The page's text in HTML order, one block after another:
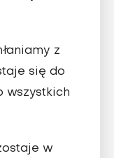
z
się do
wszystkich
w